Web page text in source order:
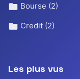
Bourse (2)
Credit (2)
Les plus vus